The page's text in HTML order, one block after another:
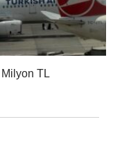
Milyon TL